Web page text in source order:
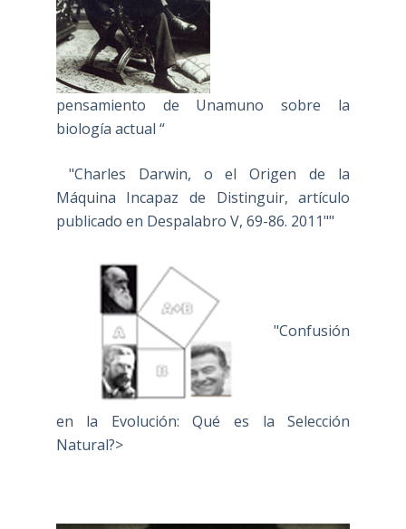
pensamiento de Unamuno sobre la
biología actual “
"Charles Darwin, o el Origen de la
Máquina Incapaz de Distinguir, artículo
publicado en Despalabro V, 69-86. 2011""
"Confusión
en la Evolución: Qué es la Selección
Natural?>